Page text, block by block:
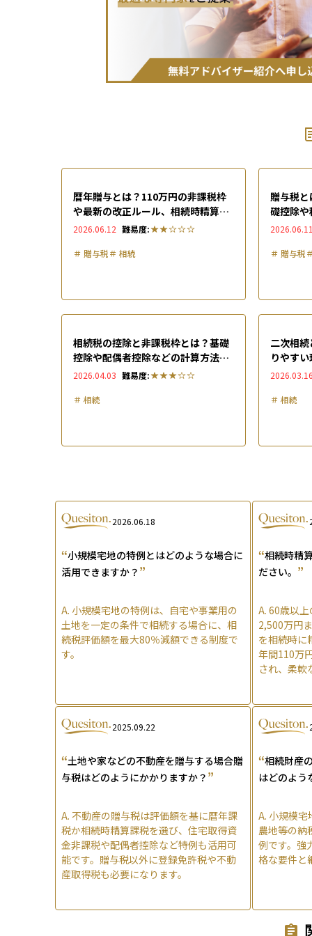
暦年贈与とは？110万円の非課税枠
や最新の改正ルール、相続時精算課
税制度との違いなどを解説
2026.06.12 難易度:
＃ 贈与税＃ 相続
贈与税
礎控除
法も紹
＃ 贈与税
相続税の控除と非課税枠とは？基礎
控除や配偶者控除などの計算方法も
徹底解説
2026.04.03 難易度:
＃ 相続
二次相
りやす
ション
＃ 相続
2026.06.18
“小規模宅地の特例とはどのような場合に
活用できますか？ ”
A. 小規模宅地の特例は、自宅や事業用の
土地を一定の条件で相続する場合に、相
続税評価額を最大80％減額できる制度で
す。
“相続時精
ださい。 ”
A. 60歳以
2,500万円
を相続時に
年間110万
され、柔軟
2025.09.22
“土地や家などの不動産を贈与する場合贈
与税はどのようにかかりますか？ ”
A. 不動産の贈与税は評価額を基に暦年課
税か相続時精算課税を選び、住宅取得資
金非課税や配偶者控除など特例も活用可
能です。贈与税以外に登録免許税や不動
産取得税も必要になります。
“相続財産
はどのよう
A. 小規模宅
農地等の納
例です。強
格な要件と